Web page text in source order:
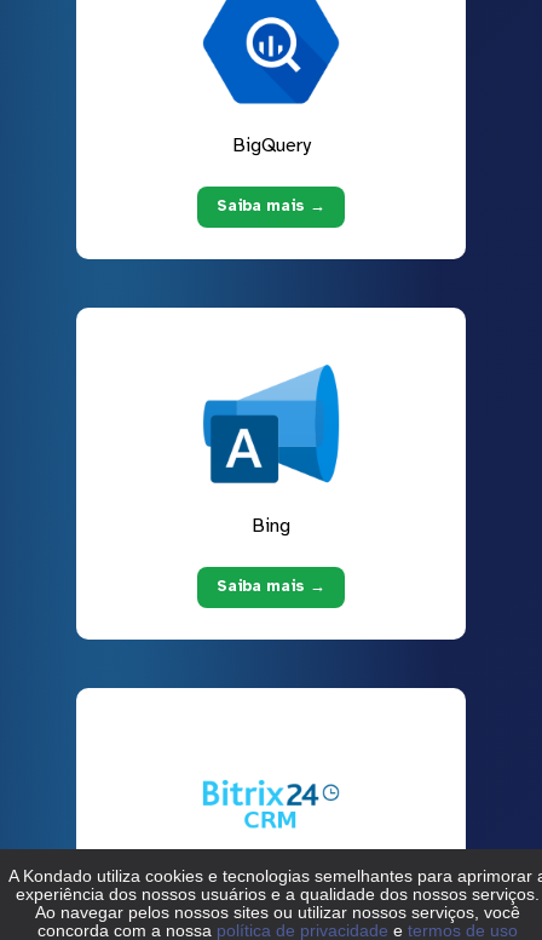
BigQuery
Saiba mais →
Bing
Saiba mais →
Bitrix24 CRM